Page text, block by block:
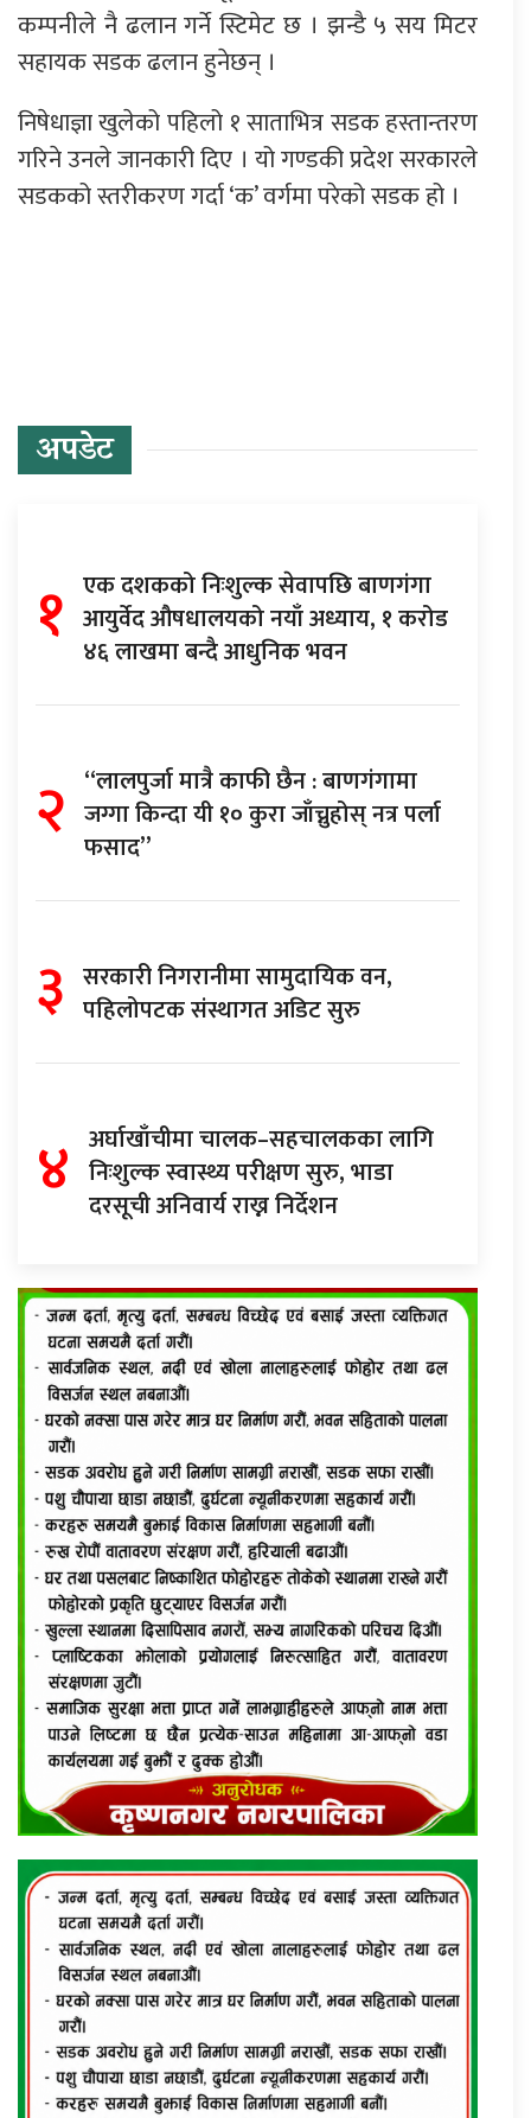
कम्पनीले नै ढलान गर्ने स्टिमेट छ । झन्डै ५ सय मिटर
सहायक सडक ढलान हुनेछन् ।
निषेधाज्ञा खुलेको पहिलो १ साताभित्र सडक हस्तान्तरण
गरिने उनले जानकारी दिए । यो गण्डकी प्रदेश सरकारले
सडकको स्तरीकरण गर्दा ‘क’ वर्गमा परेको सडक हो ।
अपडेट
१ एक दशकको निःशुल्क सेवापछि बाणगंगा
आयुर्वेद औषधालयको नयाँ अध्याय, १ करोड
४६ लाखमा बन्दै आधुनिक भवन
२ “लालपुर्जा मात्रै काफी छैन : बाणगंगामा
जग्गा किन्दा यी १० कुरा जाँच्नुहोस् नत्र पर्ला
फसाद”
३ सरकारी निगरानीमा सामुदायिक वन,
पहिलोपटक संस्थागत अडिट सुरु
४ अर्घाखाँचीमा चालक–सहचालकका लागि
निःशुल्क स्वास्थ्य परीक्षण सुरु, भाडा
दरसूची अनिवार्य राख्न निर्देशन